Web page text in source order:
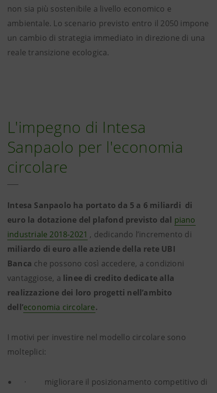
non sia più sostenibile a livello economico e
ambientale. Lo scenario previsto entro il 2050 impone
un cambio di strategia immediato in direzione di una
reale transizione ecologica.
L'impegno di Intesa
Sanpaolo per l'economia
circolare
Intesa Sanpaolo ha portato da 5 a 6 miliardi di
euro la dotazione del plafond previsto dal piano
industriale 2018-2021 , dedicando l’incremento di
miliardo di euro alle aziende della rete UBI
Banca che possono così accedere, a condizioni
vantaggiose, a linee di credito dedicate alla
realizzazione dei loro progetti nell’ambito
dell’economia circolare.
I motivi per investire nel modello circolare sono
molteplici:
· migliorare il posizionamento competitivo di